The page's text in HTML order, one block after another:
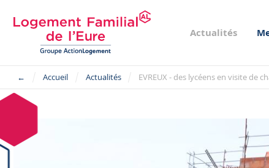
Actualités
← Accueil Actualités EVREUX - des lycéens en visite de